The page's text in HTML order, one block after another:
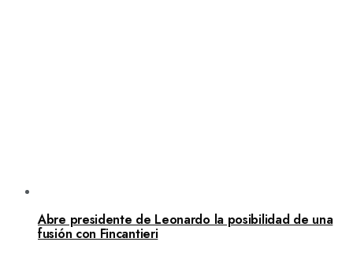
Abre presidente de Leonardo la posibilidad de una
fusión con Fincantieri